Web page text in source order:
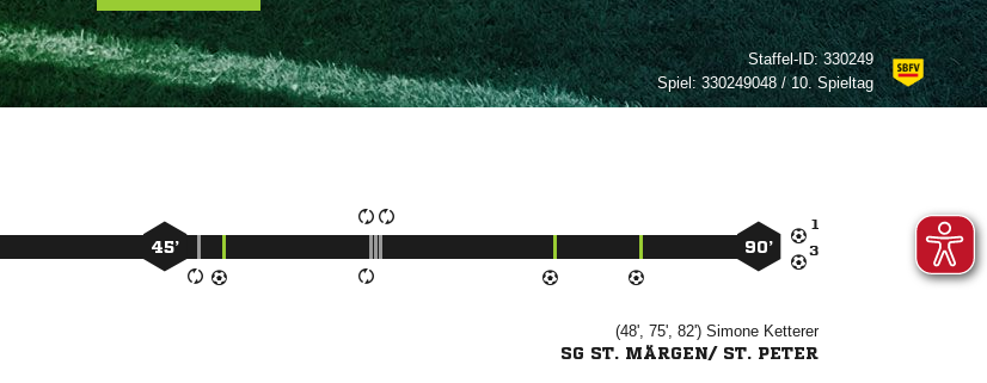
Staffel-ID:330249
Spiel:330249048 / 10. Spieltag


45’ 90’
(48', 75', 82') 
SG ST. MÄRGEN/ ST. PETER